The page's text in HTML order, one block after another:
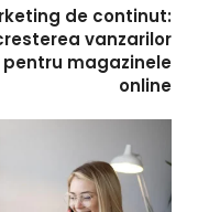
de continut:
vanzarilor
pentru magazinele
online